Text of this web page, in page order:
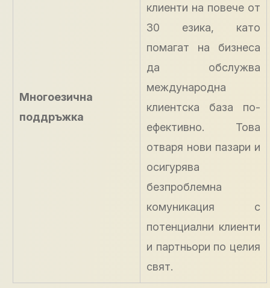
Многоезична
поддръжка
клиенти на повече от
30 езика, като
помагат на бизнеса
да обслужва
международна
клиентска база по-
ефективно. Това
отваря нови пазари и
осигурява
безпроблемна
комуникация с
потенциални клиенти
и партньори по целия
свят.